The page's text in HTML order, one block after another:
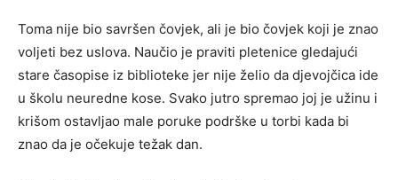
Toma nije bio savršen čovjek, ali je bio čovjek koji je znao
voljeti bez uslova. Naučio je praviti pletenice gledajući
stare časopise iz biblioteke jer nije želio da djevojčica ide
u školu neuredne kose. Svako jutro spremao joj je užinu i
krišom ostavljao male poruke podrške u torbi kada bi
znao da je očekuje težak dan.